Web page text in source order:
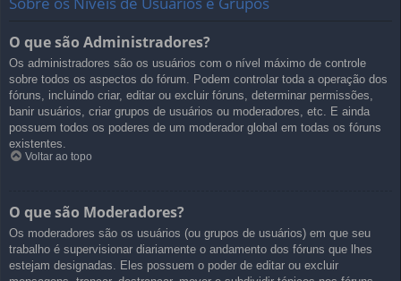
O que são Administradores?
Os administradores são os usuários com o nível máximo de controle
sobre todos os aspectos do fórum. Podem controlar toda a operação dos
fóruns, incluindo criar, editar ou excluir fóruns, determinar permissões,
banir usuários, criar grupos de usuários ou moderadores, etc. E ainda
possuem todos os poderes de um moderador global em todas os fóruns
existentes.
Voltar ao topo
O que são Moderadores?
Os moderadores são os usuários (ou grupos de usuários) em que seu
trabalho é supervisionar diariamente o andamento dos fóruns que lhes
estejam designadas. Eles possuem o poder de editar ou excluir